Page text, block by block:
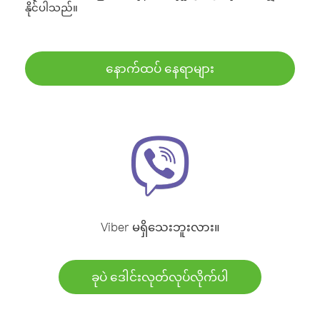
နိုင်ပါသည်။
နောက်ထပ် နေရာများ
Viber မရှိသေးဘူးလား။
ခုပဲ ဒေါင်းလုတ်လုပ်လိုက်ပါ